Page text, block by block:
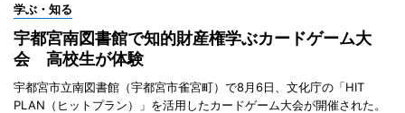
学ぶ・知る
宇都宮南図書館で知的財産権学ぶカードゲーム大
会 高校生が体験
宇都宮市立南図書館（宇都宮市雀宮町）で8月6日、文化庁の「HIT
PLAN（ヒットプラン）」を活用したカードゲーム大会が開催された。